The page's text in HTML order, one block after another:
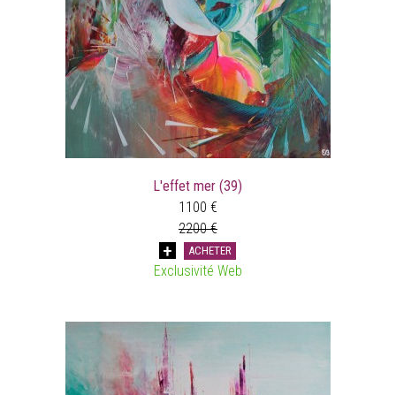
L'effet mer (39)
1100 €
2200 €
ACHETER
Exclusivité Web